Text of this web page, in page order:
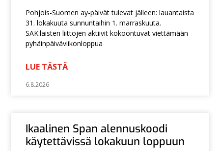
Pohjois-Suomen ay-päivät tulevat jälleen: lauantaista
31. lokakuuta sunnuntaihin 1. marraskuuta.
SAK:laisten liittojen aktiivit kokoontuvat viettämään
pyhäinpäiväviikonloppua
LUE TÄSTÄ
6.8.2026
Ikaalinen Span alennuskoodi
käytettävissä lokakuun loppuun